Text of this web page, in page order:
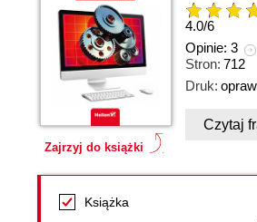
Zajrzyj do książki
4.0/6
Opinie: 3
Stron: 712
Druk:
Czytaj
Książka